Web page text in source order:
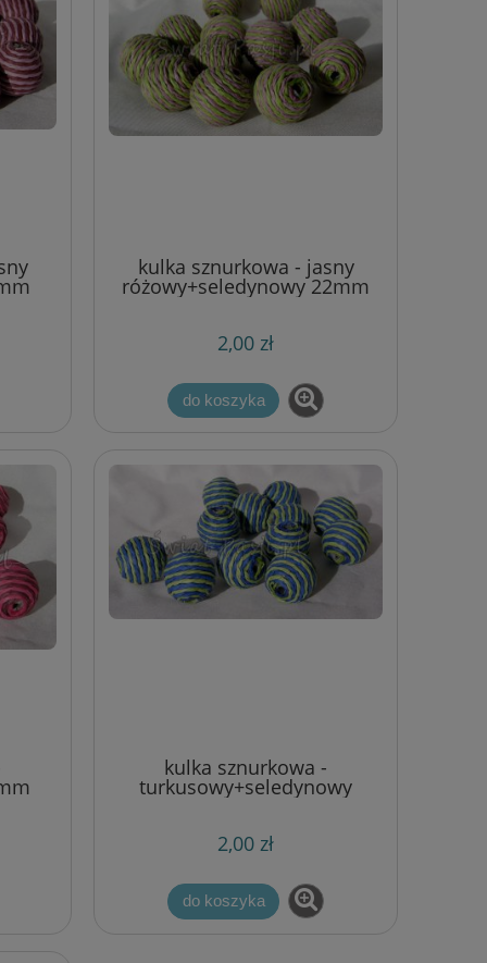
kulka sznurkowa - jasny
różowy+seledynowy 22mm
2,00 zł
do koszyka
kulka sznurkowa -
turkusowy+seledynowy
22mm
2,00 zł
do koszyka